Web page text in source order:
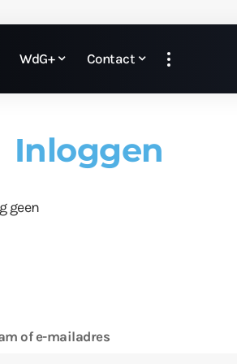
WdG+ Contact
Inloggen
geen
of e-mailadres